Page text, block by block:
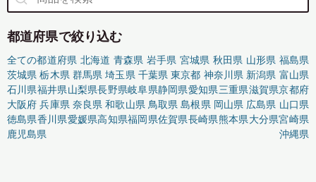
都道府県で絞り込む
全ての都道府県 北海道 青森県 岩手県 宮城県 秋田県 山形県 福島県
茨城県 栃木県 群馬県 埼玉県 千葉県 東京都 神奈川県 新潟県 富山県
石川県福井県山梨県長野県岐阜県静岡県愛知県三重県滋賀県京都府
大阪府 兵庫県 奈良県 和歌山県 鳥取県 島根県 岡山県 広島県 山口県
徳島県香川県愛媛県高知県福岡県佐賀県長崎県熊本県大分県宮崎県
鹿児島県
沖縄県